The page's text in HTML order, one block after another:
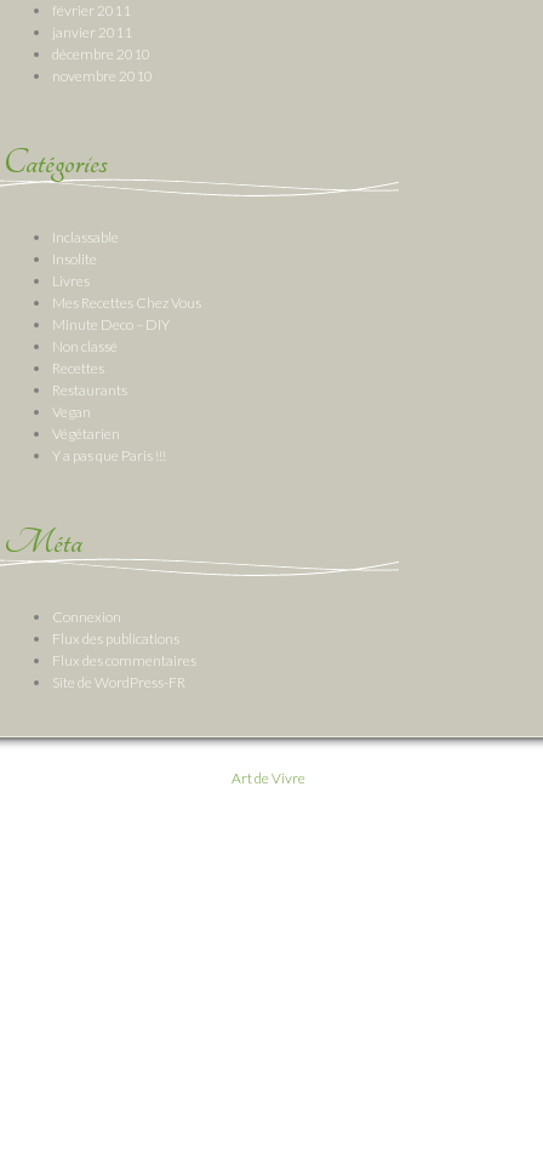
février 2011
janvier 2011
décembre 2010
novembre 2010
Catégories
Inclassable
Insolite
Livres
Mes Recettes Chez Vous
Minute Deco – DIY
Non classé
Recettes
Restaurants
Vegan
Végétarien
Y a pas que Paris !!!
Méta
Connexion
Flux des publications
Flux des commentaires
Site de WordPress-FR
Art de Vivre